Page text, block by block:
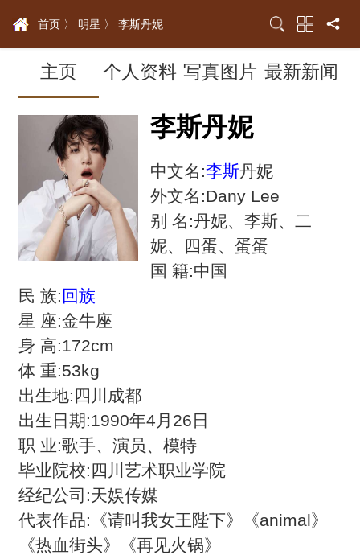
首页 〉 明星 〉 李斯丹妮
主页 个人资料 写真图片 最新新闻
李斯丹妮
中文名:李斯丹妮
外文名:Dany Lee
别 名:丹妮、李斯、二
妮、四蛋、蛋蛋
国 籍:中国
民 族: 回族
星 座:金牛座
身 高:172cm
体 重:53kg
出生地:四川成都
出生日期:1990年4月26日
职 业:歌手、演员、模特
毕业院校:四川艺术职业学院
经纪公司:天娱传媒
代表作品:《请叫我女王陛下》《animal》
《热血街头》《再见火锅》